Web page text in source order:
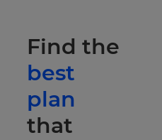
Find the
best
plan
that